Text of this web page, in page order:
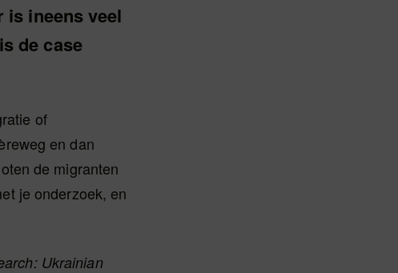
is ineens veel
de case
of
en dan
de migranten
je onderzoek, en
Ukrainian